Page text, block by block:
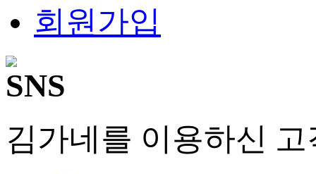
회원가입
김가네를 이용하신